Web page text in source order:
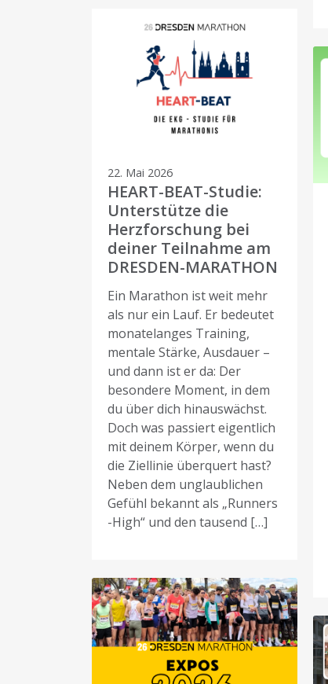
22. Mai 2026
HEART-BEAT-Studie:
Unterstütze die
Herzforschung bei
deiner Teilnahme am
DRESDEN-MARATHON
Ein Marathon ist weit mehr
als nur ein Lauf. Er bedeutet
monatelanges Training,
mentale Stärke, Ausdauer –
und dann ist er da: Der
besondere Moment, in dem
du über dich hinauswächst.
Doch was passiert eigentlich
mit deinem Körper, wenn du
die Ziellinie überquert hast?
Neben dem unglaublichen
Gefühl bekannt als „Runners
-High“ und den tausend […]